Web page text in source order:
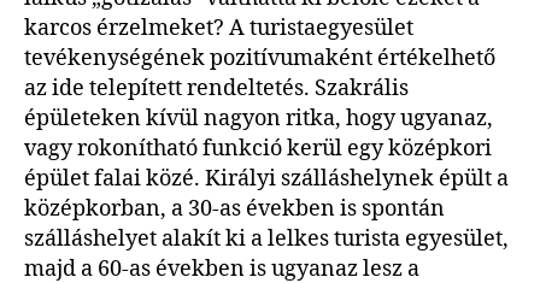
karcos érzelmeket? A turistaegyesület
tevékenységének pozitívumaként értékelhető
az ide telepített rendeltetés. Szakrális
épületeken kívül nagyon ritka, hogy ugyanaz,
vagy rokonítható funkció kerül egy középkori
épület falai közé. Királyi szálláshelynek épült a
középkorban, a 30-as években is spontán
szálláshelyet alakít ki a lelkes turista egyesület,
majd a 60-as években is ugyanaz lesz a